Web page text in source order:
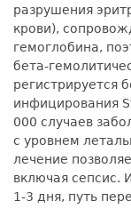
разрушения
крови),
гемоглобина,
бета-
регистрируется
инфицирования
000 случаев
с уровнем
лечение
включая сепсис.
1-3 дня, путь